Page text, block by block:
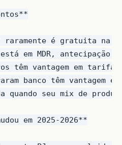
é gratuita na
em MDR, antecipação e
têm vantagem em tarifa,
banco têm vantagem
quando seu mix de
em 2025-2026**